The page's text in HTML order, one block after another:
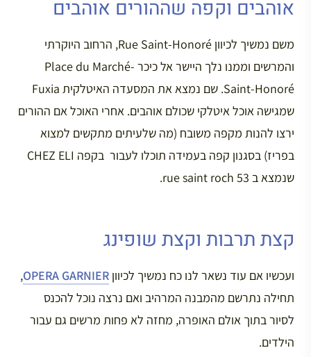
אוהבים וקפה שההורים אוהבים
משם נמשיך לכיוון Rue Saint-Honoré, הרחוב היוקרתי
והמרשים וממנו נלך היישר אל כיכר Place du Marché-
Saint-Honoré. שם נמצא את המסעדה האיטלקית Fuxia
שמגישה אוכל איטלקי שכולם אוהבים. אחרי האוכל אם ההורים
ירצו להנות מקפה משובח (מה שלעיתים מתקשים למצוא
שנמצא ב rue saint roch 53.
קצת תרבות וקצת שופינג
ועכשיו אם עוד נשאר לנו כח נמשיך לכיוון OPERA GARNIER
,
תחילה נתרשם מהמבנה המרהיב ואם נרצה נוכל להכנס
לסיור בתוך אולם האופרה, מחזה לא פחות מרשים גם עבור
הילדים.